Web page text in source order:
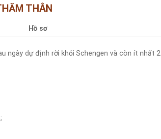
THÂN
Hồ sơ
ngày dự định rời khỏi Schengen và còn ít nhất